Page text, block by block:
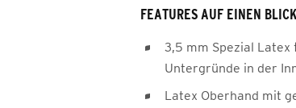
FEATURES AUF EINEN BLICK
3,5 mm Spezial
Untergründe in der
Latex Oberhand mit